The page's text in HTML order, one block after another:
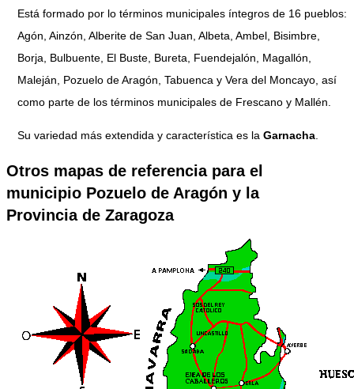
Está formado por lo términos municipales íntegros de 16 pueblos:
Agón, Ainzón, Alberite de San Juan, Albeta, Ambel, Bisimbre,
Borja, Bulbuente, El Buste, Bureta, Fuendejalón, Magallón,
Maleján, Pozuelo de Aragón, Tabuenca y Vera del Moncayo, así
como parte de los términos municipales de Frescano y Mallén.
Su variedad más extendida y característica es la Garnacha
Otros mapas de referencia para el
municipio Pozuelo de Aragón y la
Provincia de Zaragoza